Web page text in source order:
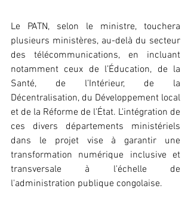
Le PATN, selon le ministre, touchera
plusieurs ministères, au-delà du secteur
des télécommunications, en incluant
notamment ceux de l’Éducation, de la
Santé, de l’Intérieur, de la
Décentralisation, du Développement local
et de la Réforme de l'État. L'intégration de
ces divers départements ministériels
dans le projet vise à garantir une
transformation numérique inclusive et
transversale à l'échelle de
l'administration publique congolaise.